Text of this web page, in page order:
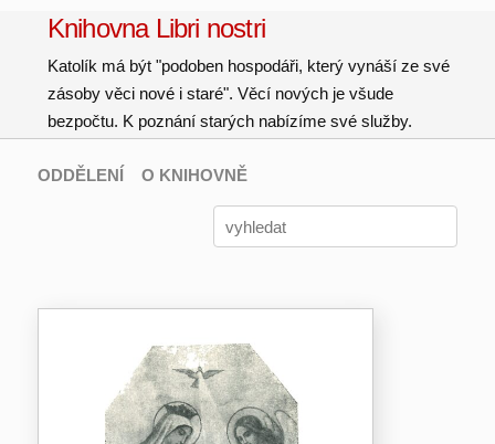
Knihovna Libri nostri
Katolík má být "podoben hospodáři, který vynáší ze své
zásoby věci nové i staré". Věcí nových je všude
bezpočtu. K poznání starých nabízíme své služby.
ODDĚLENÍ O KNIHOVNĚ